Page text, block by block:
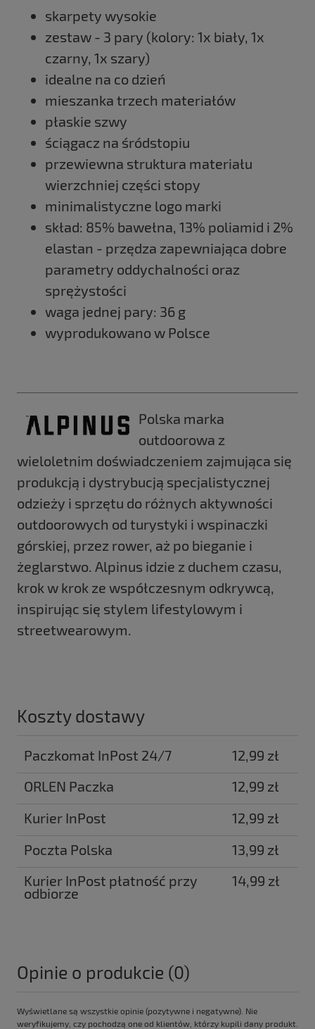
skarpety wysokie
zestaw - 3 pary (kolory: 1x biały, 1x
czarny, 1x szary)
idealne na co dzień
mieszanka trzech materiałów
płaskie szwy
ściągacz na śródstopiu
przewiewna struktura materiału
wierzchniej części stopy
minimalistyczne logo marki
skład: 85% bawełna, 13% poliamid i 2%
elastan - przędza zapewniająca dobre
parametry oddychalności oraz
sprężystości
waga jednej pary: 36 g
wyprodukowano w Polsce
Polska marka
outdoorowa z
wieloletnim doświadczeniem zajmująca się
produkcją i dystrybucją specjalistycznej
odzieży i sprzętu do różnych aktywności
outdoorowych od turystyki i wspinaczki
górskiej, przez rower, aż po bieganie i
żeglarstwo. Alpinus idzie z duchem czasu,
krok w krok ze współczesnym odkrywcą,
inspirując się stylem lifestylowym i
streetwearowym.
Koszty dostawy
Paczkomat InPost 24/7
12,99 zł
ORLEN Paczka
12,99 zł
Kurier InPost
12,99 zł
Poczta Polska
13,99 zł
Kurier InPost płatność przy
odbiorze
14,99 zł
Opinie o produkcie (0)
Wyświetlane są wszystkie opinie (pozytywne i negatywne). Nie
weryfikujemy, czy pochodzą one od klientów, którzy kupili dany produkt.